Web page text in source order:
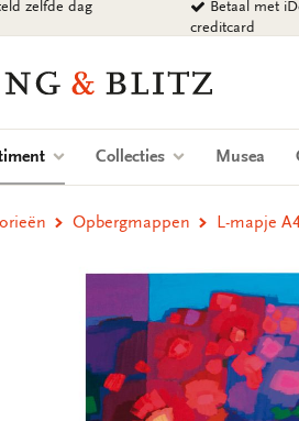
zelfde dag
Betaal met
creditcard
(current)Collecties Musea
Opbergmappen L-mapje